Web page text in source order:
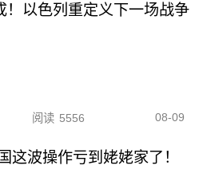
！以色列重定义下一场战争
阅读 5556 08-09
这波操作亏到姥姥家了！